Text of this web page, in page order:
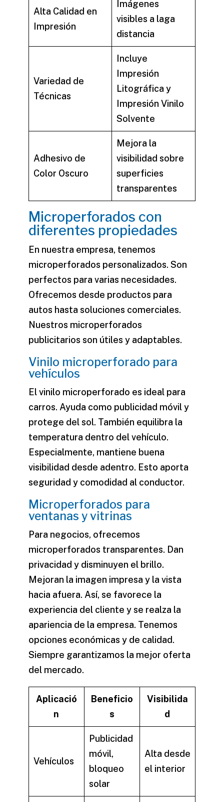
Alta Calidad en
Impresión
Imágenes
visibles a laga
distancia
Variedad de
Técnicas
Incluye
Impresión
Litográfica y
Impresión Vinilo
Solvente
Adhesivo de
Color Oscuro
Mejora la
visibilidad sobre
superficies
transparentes
Microperforados con
diferentes propiedades
En nuestra empresa, tenemos
microperforados personalizados. Son
perfectos para varias necesidades.
Ofrecemos desde productos para
autos hasta soluciones comerciales.
Nuestros microperforados
publicitarios son útiles y adaptables.
Vinilo microperforado para
vehículos
El vinilo microperforado es ideal para
carros. Ayuda como publicidad móvil y
protege del sol. También equilibra la
temperatura dentro del vehículo.
Especialmente, mantiene buena
visibilidad desde adentro. Esto aporta
seguridad y comodidad al conductor.
Microperforados para
ventanas y vitrinas
Para negocios, ofrecemos
microperforados transparentes. Dan
privacidad y disminuyen el brillo.
Mejoran la imagen impresa y la vista
hacia afuera. Así, se favorece la
experiencia del cliente y se realza la
apariencia de la empresa. Tenemos
opciones económicas y de calidad.
Siempre garantizamos la mejor oferta
del mercado.
Aplicació
n
Beneficio
s
Visibilida
d
Vehículos
Publicidad
móvil,
bloqueo
solar
Alta desde
el interior